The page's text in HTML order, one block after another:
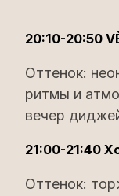
20:10-20:50
Оттенок:
ритмы и
вечер
21:00-21:40
Оттенок: